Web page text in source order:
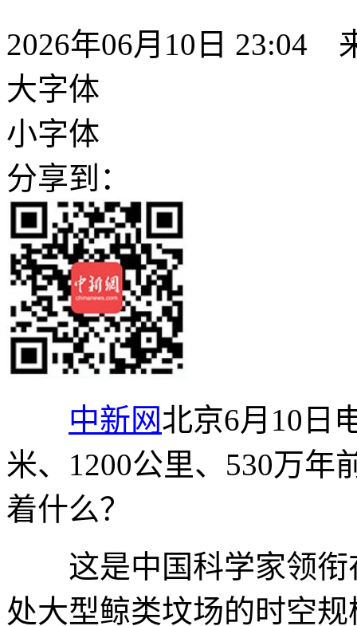
2026年06月10日 23:04
大字体
小字体
分享到：
中新网北京6月10日
米、1200公里、530万年
着什么？
这是中国科学家领衔
处大型鲸类坟场的时空